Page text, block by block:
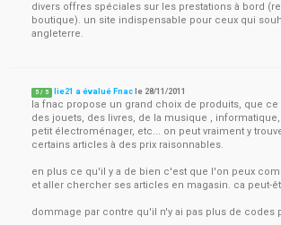
divers offres spéciales sur les prestations à bord
boutique). un site indispensable pour ceux qui
angleterre.
5 / 5 lie21 a évalué Fnac le 28/11/2011
la fnac propose un grand choix de produits, que ce
des jouets, des livres, de la musique ,
petit électroménager, etc... on peut vraiment y
certains articles à des prix raisonnables.
en plus ce qu'il y a de bien c'est que l'on peux
et aller chercher ses articles en magasin. ca peut-
dommage par contre qu'il n'y ai pas plus de codes